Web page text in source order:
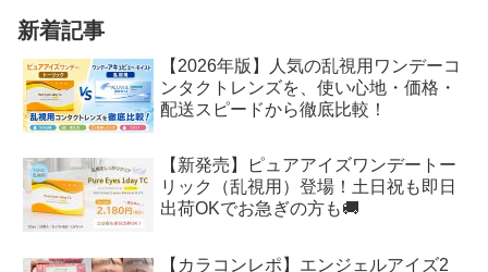
新着記事
【2026年版】人気の乱視用ワンデーコ
ンタクトレンズを、使い心地・価格・
配送スピードから徹底比較！
【新発売】ピュアアイズワンデートー
リック（乱視用）登場！土日祝も即日
出荷OKでお急ぎの方も🚚
【カラコンレポ】エンジェルアイズ2